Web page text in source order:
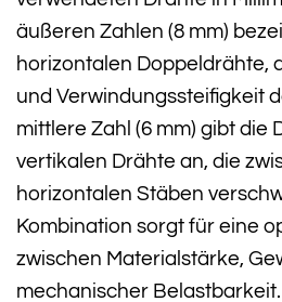
äußeren Zahlen (8 mm)
horizontalen Doppeldrähte,
und Verwindungssteifigkeit
mittlere Zahl (6 mm) gibt die
vertikalen Drähte an, die
horizontalen Stäben
Kombination sorgt für eine
zwischen Materialstärke,
mechanischer Belastbarkeit.